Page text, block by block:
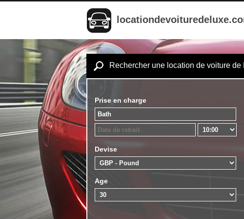
Rechercher une location de voiture de
Prise en charge
Devise
Age